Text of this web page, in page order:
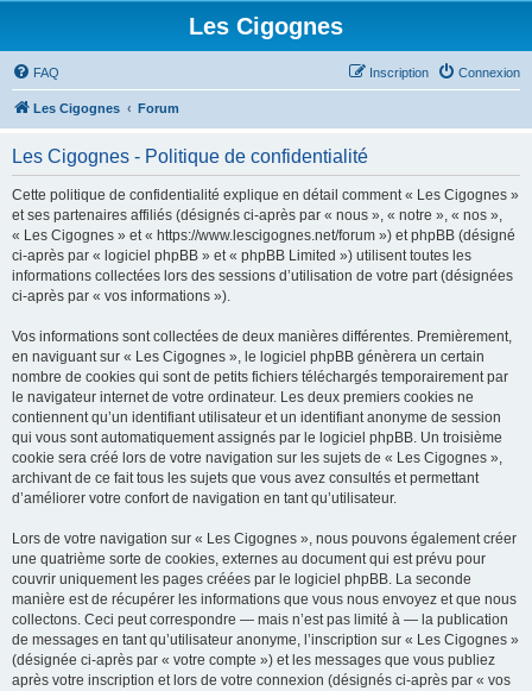
Les Cigognes
FAQ Connexion
Inscription
Les Cigognes Forum
Les Cigognes - Politique de confidentialité
Cette politique de confidentialité explique en détail comment « Les Cigognes »
et ses partenaires affiliés (désignés ci-après par « nous », « notre », « nos »,
« Les Cigognes » et « https://www.lescigognes.net/forum ») et phpBB (désigné
ci-après par « logiciel phpBB » et « phpBB Limited ») utilisent toutes les
informations collectées lors des sessions d’utilisation de votre part (désignées
ci-après par « vos informations »).
Vos informations sont collectées de deux manières différentes. Premièrement,
en naviguant sur « Les Cigognes », le logiciel phpBB génèrera un certain
nombre de cookies qui sont de petits fichiers téléchargés temporairement par
le navigateur internet de votre ordinateur. Les deux premiers cookies ne
contiennent qu’un identifiant utilisateur et un identifiant anonyme de session
qui vous sont automatiquement assignés par le logiciel phpBB. Un troisième
cookie sera créé lors de votre navigation sur les sujets de « Les Cigognes »,
archivant de ce fait tous les sujets que vous avez consultés et permettant
d’améliorer votre confort de navigation en tant qu’utilisateur.
Lors de votre navigation sur « Les Cigognes », nous pouvons également créer
une quatrième sorte de cookies, externes au document qui est prévu pour
couvrir uniquement les pages créées par le logiciel phpBB. La seconde
manière est de récupérer les informations que vous nous envoyez et que nous
collectons. Ceci peut correspondre — mais n’est pas limité à — la publication
de messages en tant qu’utilisateur anonyme, l’inscription sur « Les Cigognes »
(désignée ci-après par « votre compte ») et les messages que vous publiez
après votre inscription et lors de votre connexion (désignés ci-après par « vos